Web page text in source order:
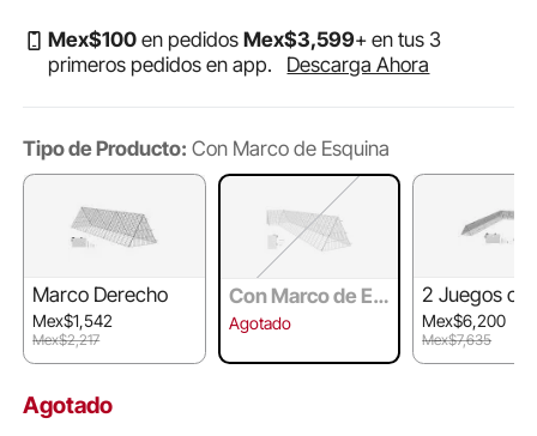
Mex$100 en pedidosMex$3,599+ en tus 3
primeros pedidos en app.
Descarga Ahora
Tipo de Producto: Con Marco de Esquina
Marco Derecho
Mex$1,542
Mex$2,217
Con Marco de Es
quina
Agotado
2 Juegos
uinas + 2
de Marcos
Mex$6,200
Mex$7,635
Agotado